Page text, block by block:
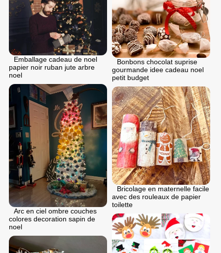
Bonbons chocolat suprise
gourmande idee cadeau noel
petit budget
Emballage cadeau de noel
papier noir ruban jute arbre
noel
Arc en ciel ombre couches
colores decoration sapin de
noel
Bricolage en maternelle facile
avec des rouleaux de papier
toilette